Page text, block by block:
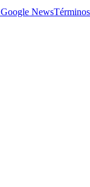
Google News